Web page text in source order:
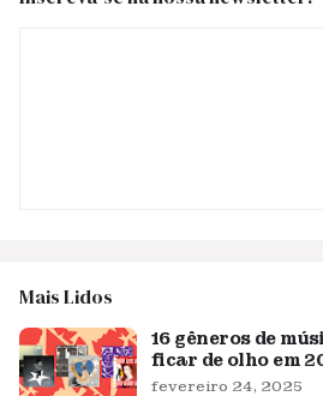
Mais Lidos
16 gêneros de
ficar de olho em
fevereiro 24, 2025